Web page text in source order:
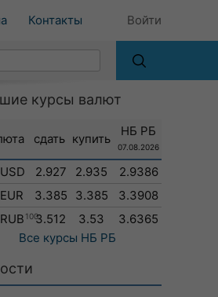
Контакты Войти
курсы валют
сдать купить
НБ РБ
07.08.2026
USD 2.927 2.935
2.9386
EUR
3.385 3.385
3.3908
RUB 1003.512 3.53
3.6365
Все курсы НБ РБ